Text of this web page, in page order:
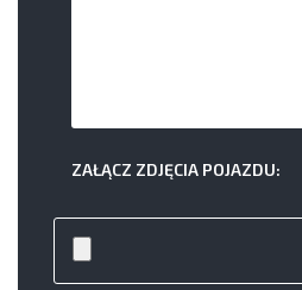
ZAŁĄCZ ZDJĘCIA POJAZDU: